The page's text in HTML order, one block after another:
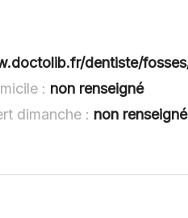
dentiste/
: non renseigné
dimanche : non renseigné